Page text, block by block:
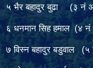
५ भैर बहादुर बुढा (३
६ धनमान सिह हमाल
७ विस्न बहादुर